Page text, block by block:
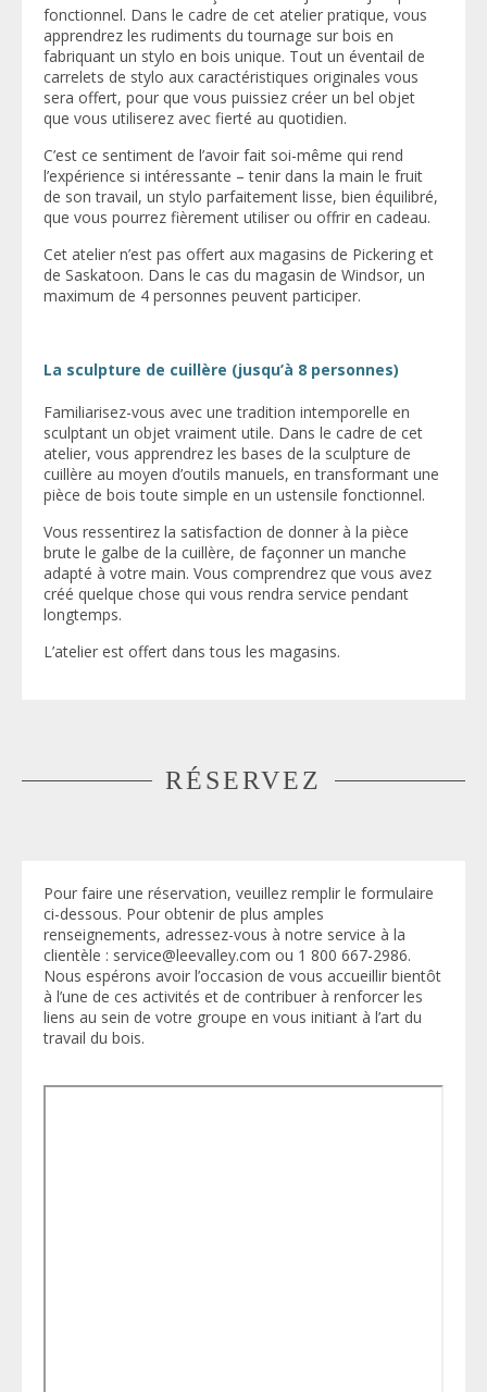
fonctionnel. Dans le cadre de cet atelier pratique, vous
apprendrez les rudiments du tournage sur bois en
fabriquant un stylo en bois unique. Tout un éventail de
carrelets de stylo aux caractéristiques originales vous
sera offert, pour que vous puissiez créer un bel objet
que vous utiliserez avec fierté au quotidien.
C’est ce sentiment de l’avoir fait soi-même qui rend
l’expérience si intéressante – tenir dans la main le fruit
de son travail, un stylo parfaitement lisse, bien équilibré,
que vous pourrez fièrement utiliser ou offrir en cadeau.
Cet atelier n’est pas offert aux magasins de Pickering et
de Saskatoon. Dans le cas du magasin de Windsor, un
maximum de 4 personnes peuvent participer.
La sculpture de cuillère (jusqu’à 8 personnes)
Familiarisez-vous avec une tradition intemporelle en
sculptant un objet vraiment utile. Dans le cadre de cet
atelier, vous apprendrez les bases de la sculpture de
cuillère au moyen d’outils manuels, en transformant une
pièce de bois toute simple en un ustensile fonctionnel.
Vous ressentirez la satisfaction de donner à la pièce
brute le galbe de la cuillère, de façonner un manche
adapté à votre main. Vous comprendrez que vous avez
créé quelque chose qui vous rendra service pendant
longtemps.
L’atelier est offert dans tous les magasins.
RÉSERVEZ
Pour faire une réservation, veuillez remplir le formulaire
ci-dessous. Pour obtenir de plus amples
renseignements, adressez-vous à notre service à la
clientèle : service@leevalley.com ou 1 800 667-2986.
Nous espérons avoir l’occasion de vous accueillir bientôt
à l’une de ces activités et de contribuer à renforcer les
liens au sein de votre groupe en vous initiant à l’art du
travail du bois.